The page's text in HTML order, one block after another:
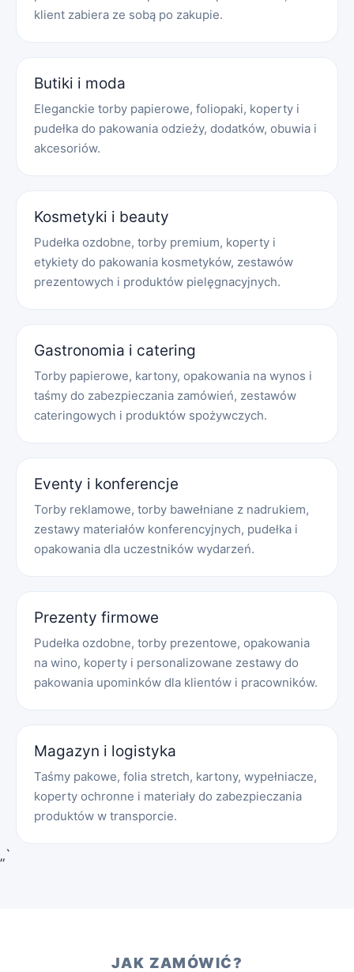
klient zabiera ze sobą po zakupie.
Butiki i moda
Eleganckie torby papierowe, foliopaki, koperty i
pudełka do pakowania odzieży, dodatków, obuwia i
akcesoriów.
Kosmetyki i beauty
Pudełka ozdobne, torby premium, koperty i
etykiety do pakowania kosmetyków, zestawów
prezentowych i produktów pielęgnacyjnych.
Gastronomia i catering
Torby papierowe, kartony, opakowania na wynos i
taśmy do zabezpieczania zamówień, zestawów
cateringowych i produktów spożywczych.
Eventy i konferencje
Torby reklamowe, torby bawełniane z nadrukiem,
zestawy materiałów konferencyjnych, pudełka i
opakowania dla uczestników wydarzeń.
Prezenty firmowe
Pudełka ozdobne, torby prezentowe, opakowania
na wino, koperty i personalizowane zestawy do
pakowania upominków dla klientów i pracowników.
Magazyn i logistyka
Taśmy pakowe, folia stretch, kartony, wypełniacze,
koperty ochronne i materiały do zabezpieczania
produktów w transporcie.
„`
JAK ZAMÓWIĆ?